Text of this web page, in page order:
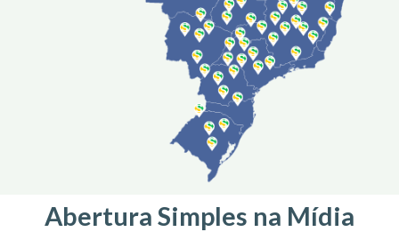
Abertura Simples na Mídia